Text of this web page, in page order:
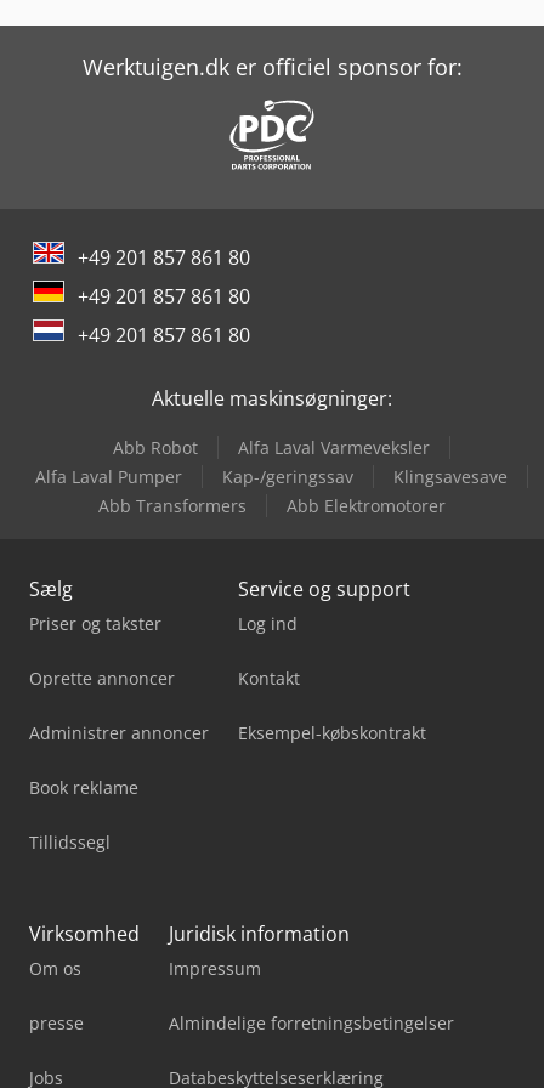
Alzmetall Ax 3/S
Holzkraft Kso 150 Fd
Holzkraft Kso 150 M
Kasto Kastossb A 2
Kasto Kastotec A5
Kasto Kastoverto A 2
Werktuigen.dk er officiel sponsor for:
+49 201 857 861 80
+49 201 857 861 80
+49 201 857 861 80
Aktuelle maskinsøgninger:
Abb Robot
Alfa Laval Varmeveksler
Alfa Laval Pumper
Kap-/geringssav
Klingsavesave
Abb Transformers
Abb Elektromotorer
Sælg
Priser og takster
Oprette annoncer
Administrer annoncer
Book reklame
Tillidssegl
Service og support
Log ind
Kontakt
Eksempel-købskontrakt
Virksomhed
Om os
presse
Jobs
Juridisk information
Impressum
Almindelige forretningsbetingelser
Databeskyttelseserklæring